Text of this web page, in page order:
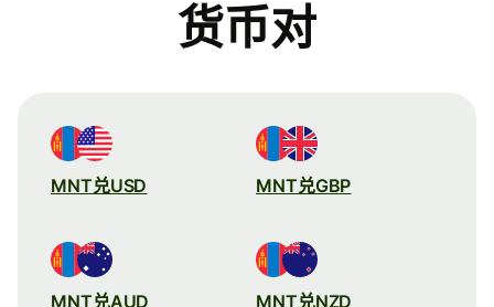
货币对
MNT兑USD MNT兑GBP
MNT兑AUD MNT兑NZD